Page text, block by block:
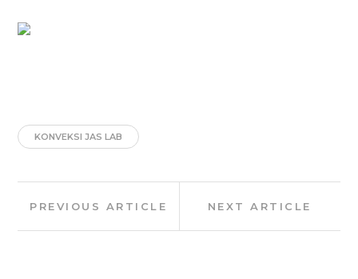
KONVEKSI JAS LAB
navigation
PREVIOUS ARTICLE NEXT ARTICLE